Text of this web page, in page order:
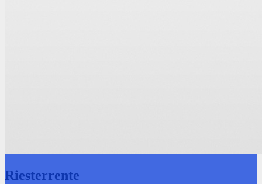
Riesterrente